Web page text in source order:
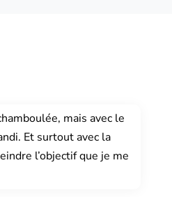
mais avec le
Et surtout avec la
l’objectif que je me